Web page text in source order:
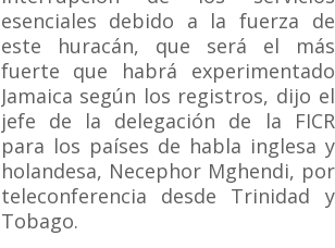
esenciales debido a la fuerza de
este huracán, que será el más
fuerte que habrá experimentado
Jamaica según los registros, dijo el
jefe de la delegación de la FICR
para los países de habla inglesa y
holandesa, Necephor Mghendi, por
teleconferencia desde Trinidad y
Tobago.